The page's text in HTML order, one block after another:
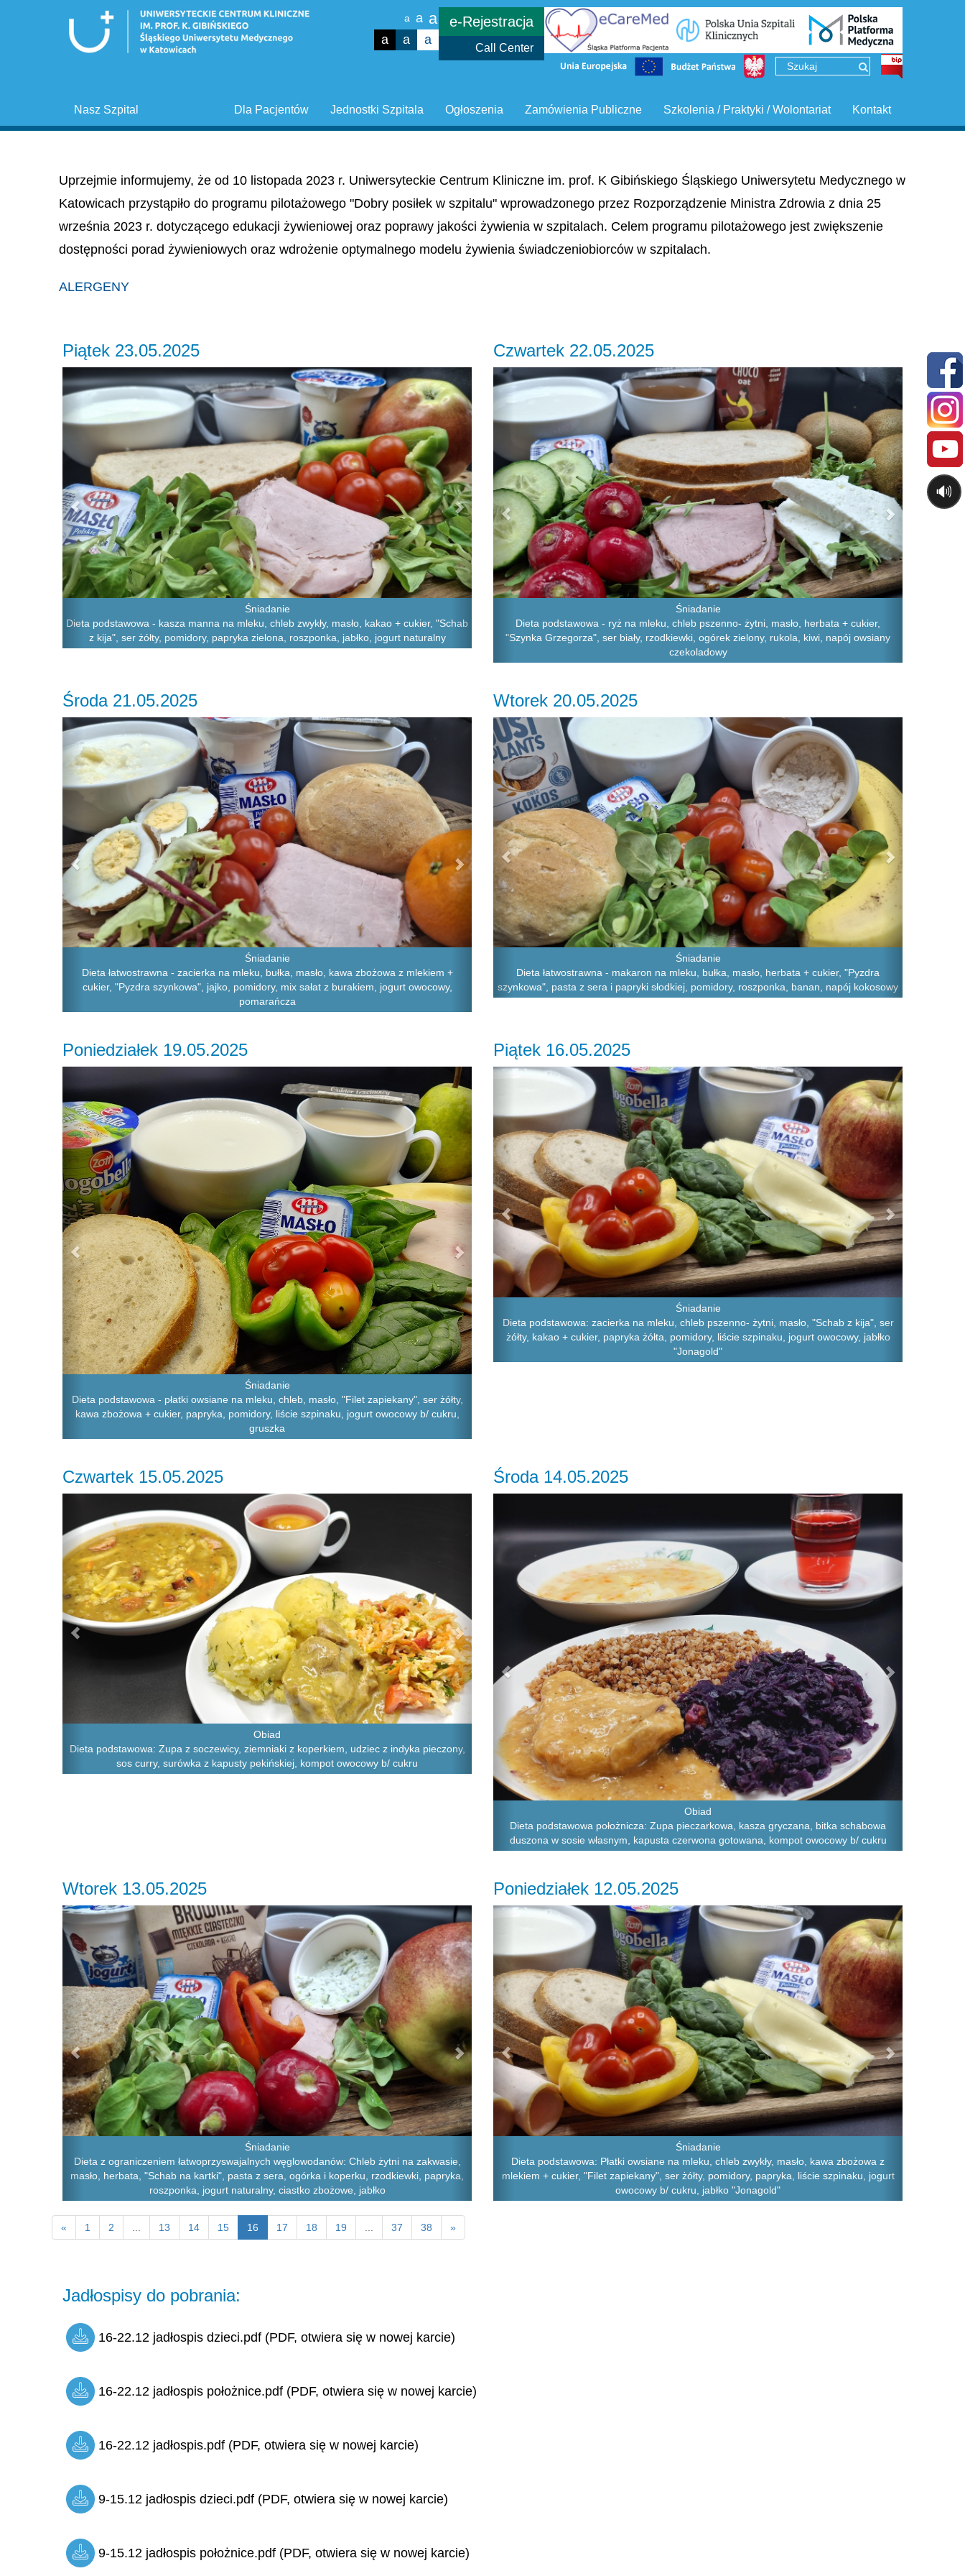
a a a
a a a
e-Rejestracja
Call Center
Kontakt
Szkolenia / Praktyki / Wolontariat
Zamówienia Publiczne
Ogłoszenia
Jednostki Szpitala
Dla Pacjentów
Nasz Szpital
Uprzejmie informujemy, że od 10 listopada 2023 r. Uniwersyteckie Centrum Kliniczne im. prof. K Gibińskiego Śląskiego Uniwersytetu Medycznego w
Katowicach przystąpiło do programu pilotażowego "Dobry posiłek w szpitalu" wprowadzonego przez Rozporządzenie Ministra Zdrowia z dnia 25
września 2023 r. dotyczącego edukacji żywieniowej oraz poprawy jakości żywienia w szpitalach. Celem programu pilotażowego jest zwiększenie
dostępności porad żywieniowych oraz wdrożenie optymalnego modelu żywienia świadczeniobiorców w szpitalach.
ALERGENY
Piątek 23.05.2025
Śniadanie
Dieta podstawowa - kasza manna na mleku, chleb zwykły, masło, kakao + cukier, "Schab
z kija", ser żółty, pomidory, papryka zielona, roszponka, jabłko, jogurt naturalny
Previous Next
Czwartek 22.05.2025
Śniadanie
Dieta podstawowa - ryż na mleku, chleb pszenno- żytni, masło, herbata + cukier,
"Szynka Grzegorza", ser biały, rzodkiewki, ogórek zielony, rukola, kiwi, napój owsiany
czekoladowy
Previous Next
Środa 21.05.2025
Śniadanie
Dieta łatwostrawna - zacierka na mleku, bułka, masło, kawa zbożowa z mlekiem +
cukier, "Pyzdra szynkowa", jajko, pomidory, mix sałat z burakiem, jogurt owocowy,
pomarańcza
Previous Next
Wtorek 20.05.2025
Śniadanie
Dieta łatwostrawna - makaron na mleku, bułka, masło, herbata + cukier, "Pyzdra
szynkowa", pasta z sera i papryki słodkiej, pomidory, roszponka, banan, napój kokosowy
Previous
Poniedziałek 19.05.2025
Śniadanie
Dieta podstawowa - płatki owsiane na mleku, chleb, masło, "Filet zapiekany", ser żółty,
kawa zbożowa + cukier, papryka, pomidory, liście szpinaku, jogurt owocowy b/ cukru,
gruszka
Next
Piątek 16.05.2025
Śniadanie
Dieta podstawowa: zacierka na mleku, chleb pszenno- żytni, masło, "Schab z kija", ser
żółty, kakao + cukier, papryka żółta, pomidory, liście szpinaku, jogurt owocowy, jabłko
"Jonagold"
Previous Next
Czwartek 15.05.2025
Obiad
Dieta podstawowa: Zupa z soczewicy, ziemniaki z koperkiem, udziec z indyka pieczony,
sos curry, surówka z kapusty pekińskiej, kompot owocowy b/ cukru
Środa 14.05.2025
Obiad
Dieta podstawowa położnicza: Zupa pieczarkowa, kasza gryczana, bitka schabowa
duszona w sosie własnym, kapusta czerwona gotowana, kompot owocowy b/ cukru
Wtorek 13.05.2025
Śniadanie
Dieta z ograniczeniem łatwoprzyswajalnych węglowodanów: Chleb żytni na zakwasie,
masło, herbata, "Schab na kartki", pasta z sera, ogórka i koperku, rzodkiewki, papryka,
roszponka, jogurt naturalny, ciastko zbożowe, jabłko
Previous Next
Poniedziałek 12.05.2025
Śniadanie
Dieta podstawowa: Płatki owsiane na mleku, chleb zwykły, masło, kawa zbożowa z
mlekiem + cukier, "Filet zapiekany", ser żółty, pomidory, papryka, liście szpinaku, jogurt
owocowy b/ cukru, jabłko "Jonagold"
Previous Next
« 1 2 13 14 15 16 17 18 19 37 38 »
Jadłospisy do pobrania:
16-22.12 jadłospis dzieci.pdf (PDF, otwiera się w nowej karcie)
16-22.12 jadłospis położnice.pdf (PDF, otwiera się w nowej karcie)
16-22.12 jadłospis.pdf (PDF, otwiera się w nowej karcie)
9-15.12 jadłospis dzieci.pdf (PDF, otwiera się w nowej karcie)
9-15.12 jadłospis położnice.pdf (PDF, otwiera się w nowej karcie)
🔊